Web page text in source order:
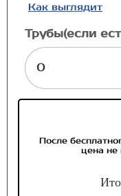
Как выглядит
Трубы(если
После
цена не